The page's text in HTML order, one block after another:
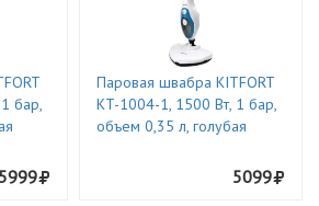
бар,
5999
Паровая швабра KITFORT
KT-1004-1, 1500 Вт, 1 бар,
объем 0,35 л, голубая
5099